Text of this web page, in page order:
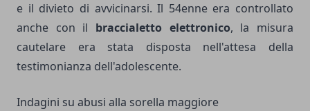
e il divieto di avvicinarsi. Il 54enne era controllato
anche con il braccialetto elettronico, la misura
cautelare era stata disposta nell'attesa della
testimonianza dell'adolescente.
Indagini su abusi alla sorella maggiore